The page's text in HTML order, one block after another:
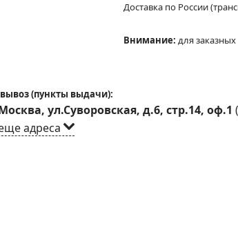
Доставка по России
Внимание: для
(пункты выдачи):
ул.Суворовская, д.6, стр.14, оф.1 (
адреса